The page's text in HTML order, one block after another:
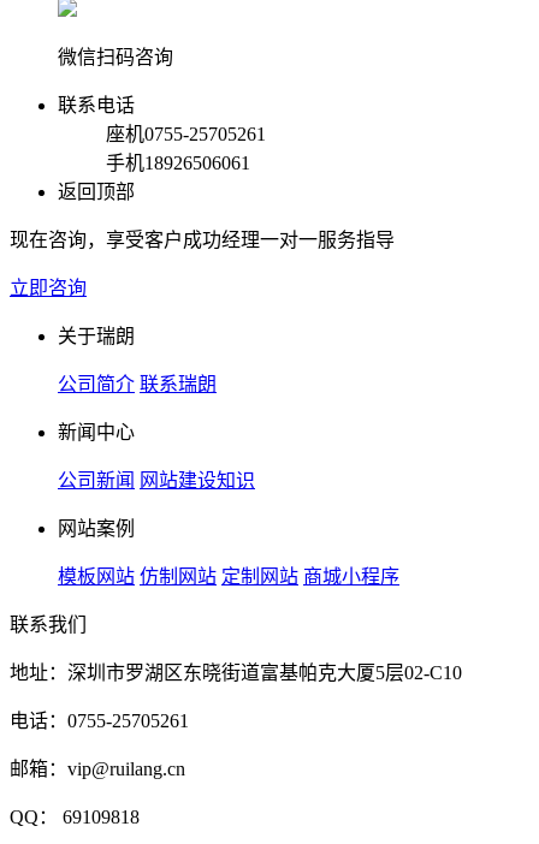
微信扫码咨询
联系电话
座机0755-25705261
手机18926506061
返回顶部
现在咨询，享受客户成功经理一对一服务指导
立即咨询
关于瑞朗
公司简介 联系瑞朗
新闻中心
公司新闻 网站建设知识
网站案例
模板网站 仿制网站 定制网站 商城小程序
联系我们
地址：深圳市罗湖区东晓街道富基帕克大厦5层02-C10
电话：0755-25705261
邮箱：vip@ruilang.cn
QQ： 69109818